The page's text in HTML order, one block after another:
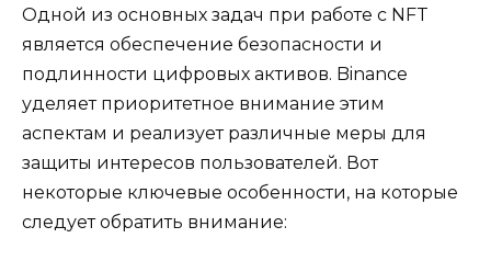
Одной из основных задач при работе с NFT
является обеспечение безопасности и
подлинности цифровых активов. Binance
уделяет приоритетное внимание этим
аспектам и реализует различные меры для
защиты интересов пользователей. Вот
некоторые ключевые особенности, на которые
следует обратить внимание: